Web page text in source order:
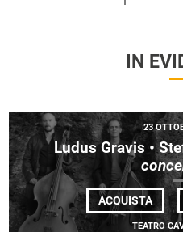
IN
23
Ludus Gravis •
ACQUISTA
TEATRO